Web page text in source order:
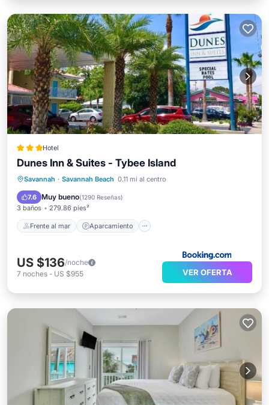
Hotel
Dunes Inn & Suites - Tybee Island
Savannah · Savannah Beach 0.11 mi al centro
7.6 Muy bueno(1290 Reseñas)
3 baños 279.86 pies²
Frente al mar Aparcamiento
Frente al mar Aparcamiento
Vista al mar
US $136/noche
7 noches - US $955 VER OFERTA